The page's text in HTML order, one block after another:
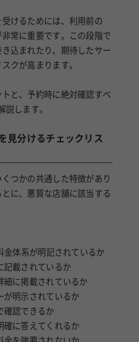
けるためには、利用前の
常に重要です。この段階で
込まれたり、期待したサー
クが高まります。
と、予約時に絶対確認すべ
説します。
見分けるチェックリス
つかの共通した特徴があり
に、悪質な店舗に該当する
金体系が明記されているか
記載されているか
細に掲載されているか
が明示されているか
確認できるか
確に答えてくれるか